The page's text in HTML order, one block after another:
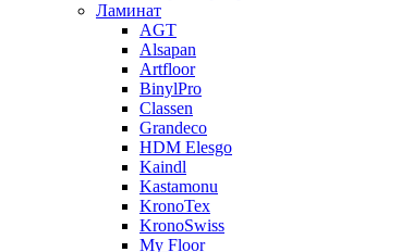
Ламинат
AGT
Alsapan
Artfloor
BinylPro
Classen
Grandeco
HDM Elesgo
Kaindl
Kastamonu
KronoTex
KronoSwiss
My Floor